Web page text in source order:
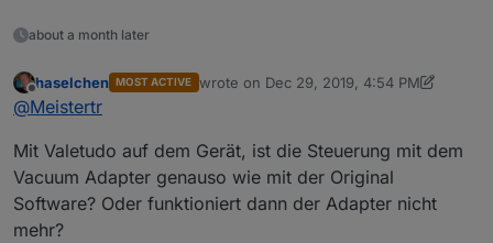
about a month later
Offline
haselchen MOST ACTIVE wrote on Dec 29, 2019, 4:54 PM
last edited by haselchenDec 29, 2019,
@Meistertr
Mit Valetudo auf dem Gerät, ist die Steuerung mit dem
Vacuum Adapter genauso wie mit der Original
Software? Oder funktioniert dann der Adapter nicht
mehr?